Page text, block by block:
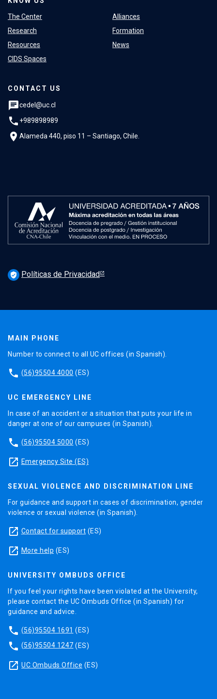
The Center
Research
Resources
CIDS Spaces
Alliances
Formation
News
CONTACT US
chatcedel@uc.cl
phone +989898989
location_on Alameda 440, piso 11 – Santiago, Chile.
verified_user Políticas de Privacidad
MAIN PHONE
Number to connect to all UC offices (in Spanish).
phone (56)95504 4000 (ES)
UC EMERGENCY LINE
In case of an accident or a situation that puts your life in
danger at one of our campuses (in Spanish).
phone (56)95504 5000 (ES)
launch Emergency Site (ES)
SEXUAL VIOLENCE AND DISCRIMINATION LINE
For guidance and support in cases of discrimination, gender
violence or sexual violence (in Spanish).
launch Contact for support (ES)
launch More help (ES)
UNIVERSITY OMBUDS OFFICE
If you feel your rights have been violated at the University,
please contact the UC Ombuds Office (in Spanish) for
guidance and advice.
phone (56)95504 1691 (ES)
phone (56)95504 1247 (ES)
launch UC Ombuds Office (ES)